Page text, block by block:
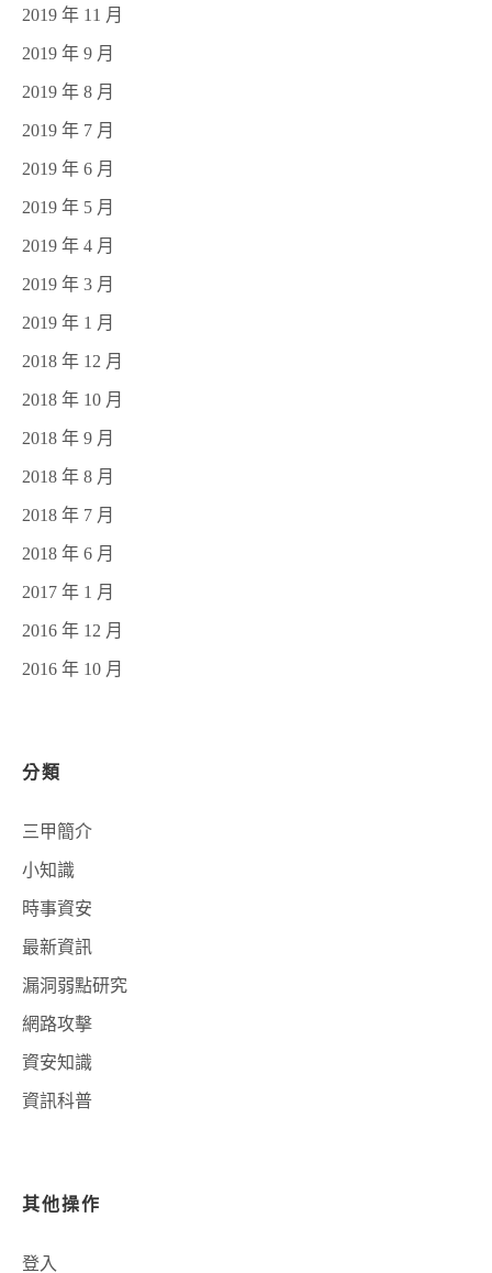
2019 年 11 月
2019 年 9 月
2019 年 8 月
2019 年 7 月
2019 年 6 月
2019 年 5 月
2019 年 4 月
2019 年 3 月
2019 年 1 月
2018 年 12 月
2018 年 10 月
2018 年 9 月
2018 年 8 月
2018 年 7 月
2018 年 6 月
2017 年 1 月
2016 年 12 月
2016 年 10 月
分類
三甲簡介
小知識
時事資安
最新資訊
漏洞弱點研究
網路攻擊
資安知識
資訊科普
其他操作
登入